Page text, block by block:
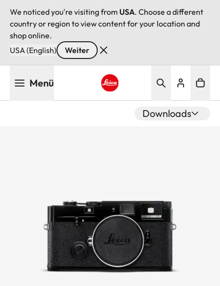
We noticed you're visiting from USA. Choose a different
country or region to view content for your location and
shop online.
USA (English)
Weiter
Menü
Downloads